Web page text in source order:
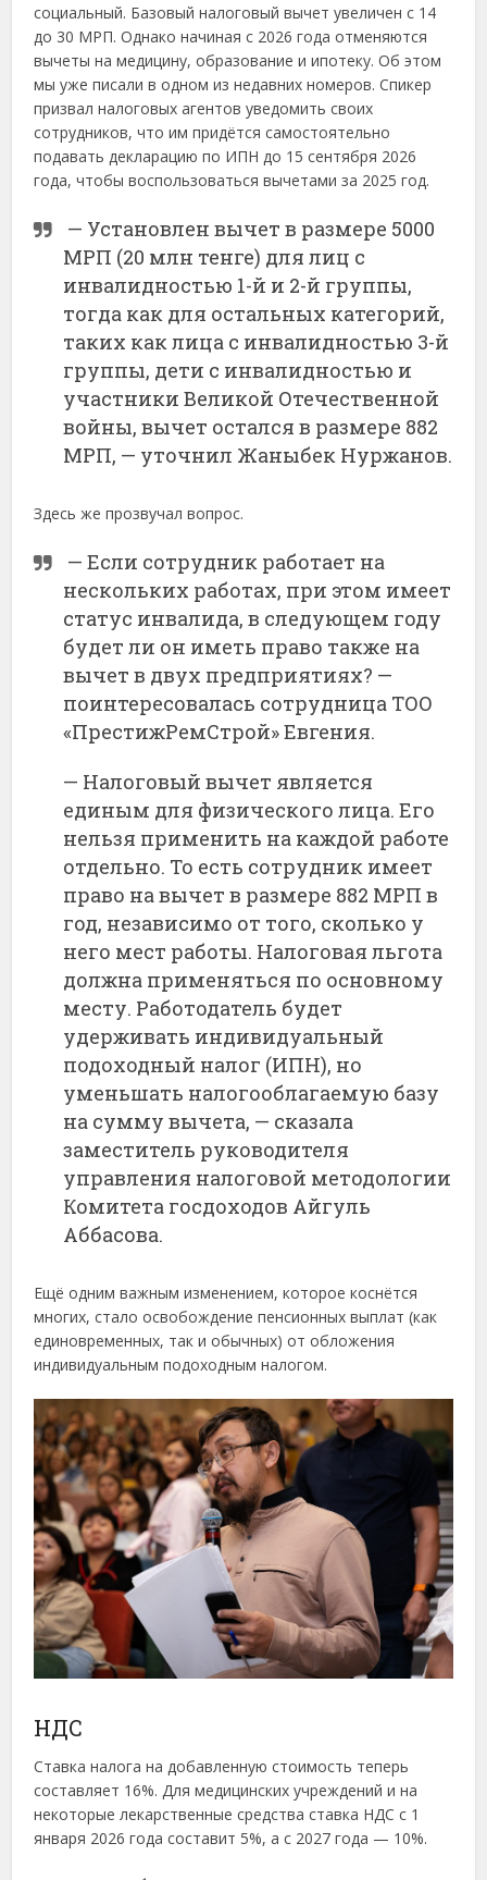
социальный. Базовый налоговый вычет увеличен с 14
до 30 МРП. Однако начиная с 2026 года отменяются
вычеты на медицину, образование и ипотеку. Об этом
мы уже писали в одном из недавних номеров. Спикер
призвал налоговых агентов уведомить своих
сотрудников, что им придётся самостоятельно
подавать декларацию по ИПН до 15 сентября 2026
года, чтобы воспользоваться вычетами за 2025 год.
— Установлен вычет в размере 5000
МРП (20 млн тенге) для лиц с
инвалидностью 1-й и 2-й группы,
тогда как для остальных категорий,
таких как лица с инвалидностью 3-й
группы, дети с инвалидностью и
участники Великой Отечественной
войны, вычет остался в размере 882
МРП, — уточнил Жаныбек Нуржанов.
Здесь же прозвучал вопрос.
— Если сотрудник работает на
нескольких работах, при этом имеет
статус инвалида, в следующем году
будет ли он иметь право также на
вычет в двух предприятиях? —
поинтересовалась сотрудница ТОО
«ПрестижРемСтрой» Евгения.
— Налоговый вычет является
единым для физического лица. Его
нельзя применить на каждой работе
отдельно. То есть сотрудник имеет
право на вычет в размере 882 МРП в
год, независимо от того, сколько у
него мест работы. Налоговая льгота
должна применяться по основному
месту. Работодатель будет
удерживать индивидуальный
подоходный налог (ИПН), но
уменьшать налогооблагаемую базу
на сумму вычета, — сказала
заместитель руководителя
управления налоговой методологии
Комитета госдоходов Айгуль
Аббасова.
Ещё одним важным изменением, которое коснётся
многих, стало освобождение пенсионных выплат (как
единовременных, так и обычных) от обложения
индивидуальным подоходным налогом.
НДС
Ставка налога на добавленную стоимость теперь
составляет 16%. Для медицинских учреждений и на
некоторые лекарственные средства ставка НДС с 1
января 2026 года составит 5%, а с 2027 года — 10%.